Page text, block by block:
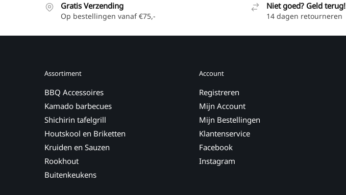
Gratis Verzending
Op bestellingen vanaf €75,-
Niet goed? Geld terug!
14 dagen retourneren
Assortiment
BBQ Accessoires
Kamado barbecues
Shichirin tafelgrill
Houtskool en Briketten
Kruiden en Sauzen
Rookhout
Buitenkeukens
Account
Registreren
Mijn Account
Mijn Bestellingen
Klantenservice
Facebook
Instagram